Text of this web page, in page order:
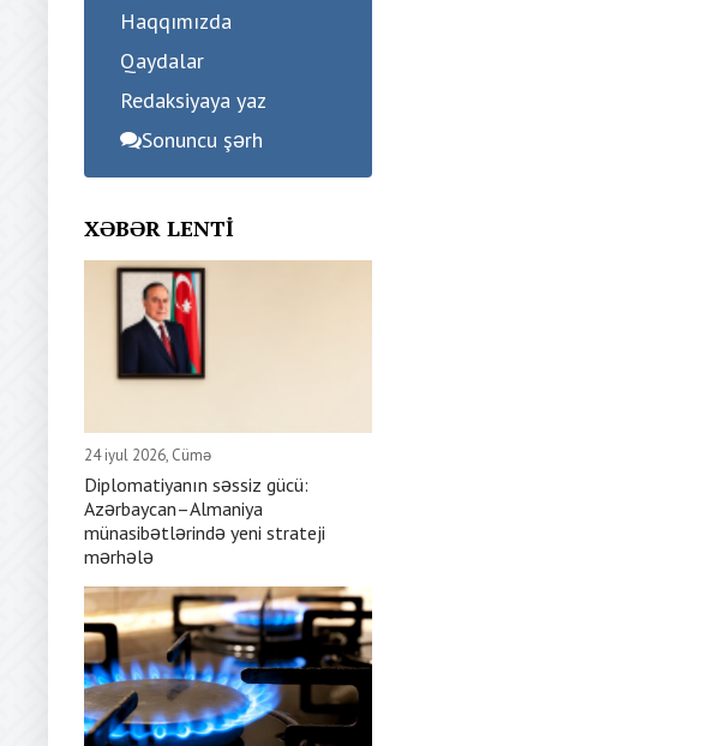
Haqqımızda
Qaydalar
Redaksiyaya yaz
Sonuncu şərh
XƏBƏR LENTI
24 iyul 2026, Cümə
Diplomatiyanın səssiz gücü:
Azərbaycan–Almaniya
münasibətlərində yeni strateji
mərhələ